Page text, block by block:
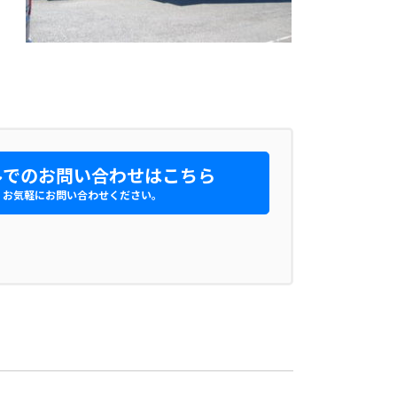
のお問い合わせはこちら
お気軽にお問い合わせください。